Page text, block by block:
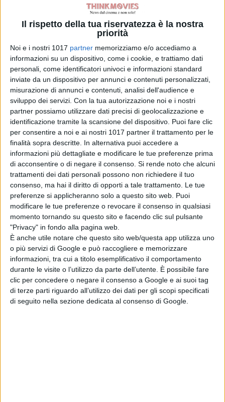
Il rispetto della tua riservatezza è la nostra
priorità
Noi e i nostri 1017 partner memorizziamo e/o accediamo a
informazioni su un dispositivo, come i cookie, e trattiamo dati
personali, come identificatori univoci e informazioni standard
inviate da un dispositivo per annunci e contenuti personalizzati,
misurazione di annunci e contenuti, analisi dell'audience e
sviluppo dei servizi. Con la tua autorizzazione noi e i nostri
partner possiamo utilizzare dati precisi di geolocalizzazione e
identificazione tramite la scansione del dispositivo. Puoi fare clic
per consentire a noi e ai nostri 1017 partner il trattamento per le
finalità sopra descritte. In alternativa puoi accedere a
informazioni più dettagliate e modificare le tue preferenze prima
di acconsentire o di negare il consenso. Si rende noto che alcuni
trattamenti dei dati personali possono non richiedere il tuo
consenso, ma hai il diritto di opporti a tale trattamento. Le tue
preferenze si applicheranno solo a questo sito web. Puoi
modificare le tue preferenze o revocare il consenso in qualsiasi
momento tornando su questo sito e facendo clic sul pulsante
"Privacy" in fondo alla pagina web.
È anche utile notare che questo sito web/questa app utilizza uno
o più servizi di Google e può raccogliere e memorizzare
informazioni, tra cui a titolo esemplificativo il comportamento
durante le visite o l’utilizzo da parte dell’utente. È possibile fare
clic per concedere o negare il consenso a Google e ai suoi tag
di terze parti riguardo all’utilizzo dei dati per gli scopi specificati
di seguito nella sezione dedicata al consenso di Google.